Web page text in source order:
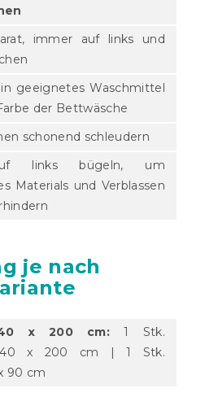
immer auf links und
geeignetes Waschmittel
der Bettwäsche
schonend schleudern
links bügeln, um
Materials und Verblassen
je nach
x 200 cm: 1 Stk.
140 x 200 cm | 1 Stk.
90 cm